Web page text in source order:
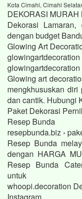
Kota Cimahi, Cimahi
DEKORASI
Dekorasi
dengan budget
Glowing Art
glowingartdecoration
glowingartdecoration
Glowing art
mengkhususkan
dan cantik. Hubungi
Paket Dekorasi
Resep Bunda
resepbunda.biz ›
Resep Bunda
dengan HARGA
Resep Bunda
untuk
whoopi.decoration